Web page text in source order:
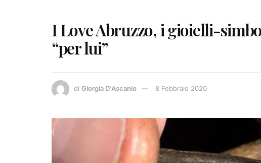
I Love Abruzzo, i gioielli-
“per lui”
di Giorgia D'Ascanio 8 Febbraio 2020